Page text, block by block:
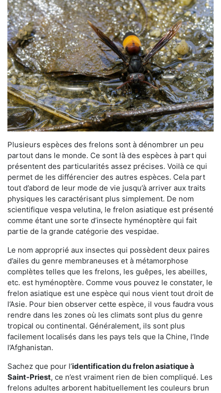
Plusieurs espèces des frelons sont à dénombrer un peu
partout dans le monde. Ce sont là des espèces à part qui
présentent des particularités assez précises. Voilà ce qui
permet de les différencier des autres espèces. Cela part
tout d’abord de leur mode de vie jusqu’à arriver aux traits
physiques les caractérisant plus simplement. De nom
scientifique vespa velutina, le frelon asiatique est présenté
comme étant une sorte d’insecte hyménoptère qui fait
partie de la grande catégorie des vespidae.
Le nom approprié aux insectes qui possèdent deux paires
d’ailes du genre membraneuses et à métamorphose
complètes telles que les frelons, les guêpes, les abeilles,
etc. est hyménoptère. Comme vous pouvez le constater, le
frelon asiatique est une espèce qui nous vient tout droit de
l’Asie. Pour bien observer cette espèce, il vous faudra vous
rendre dans les zones où les climats sont plus du genre
tropical ou continental. Généralement, ils sont plus
facilement localisés dans les pays tels que la Chine, l’Inde
l’Afghanistan.
Sachez que pour l’identification du frelon asiatiqueà
Saint-Priest, ce n’est vraiment rien de bien compliqué. Les
frelons adultes arborent habituellement les couleurs brun